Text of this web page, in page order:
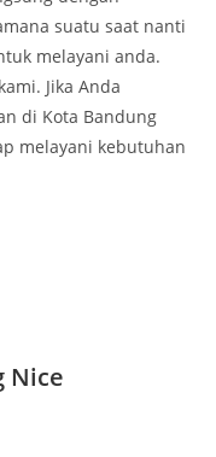
suatu saat nanti
melayani anda.
Jika Anda
di Kota Bandung
melayani kebutuhan
Nice